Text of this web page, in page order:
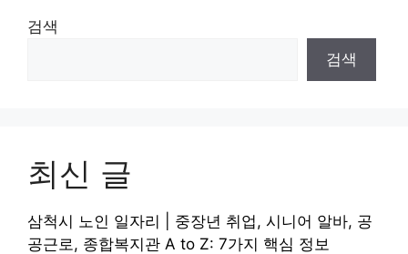
검색
검색
최신 글
삼척시 노인 일자리 | 중장년 취업, 시니어 알바, 공
공근로, 종합복지관 A to Z: 7가지 핵심 정보